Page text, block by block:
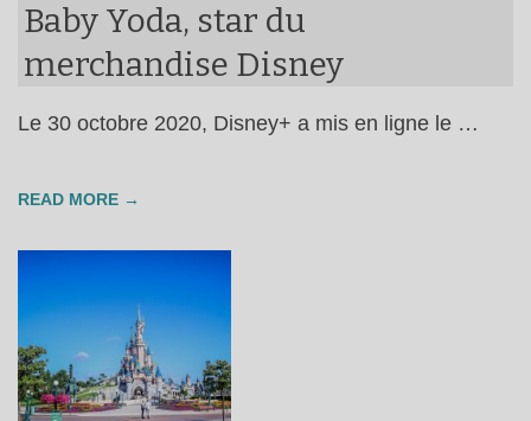
Baby Yoda, star du
merchandise Disney
Le 30 octobre 2020, Disney+ a mis en ligne le …
READ MORE →